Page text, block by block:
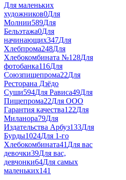
Для маленьких
художников0Для
Молнии589Для
Бельэтажа0Для
начинающих347Для
Хлебпрома248Для
Хлебокомбината №1 28Для
фотобанка116Для
Союзпищепрома22Для
Ресторана Дзёдо
Суши594Для Рависа49Для
Пищепрома22Для ООО
Гарантия качества122Для
Миланора79Для
Издательства Арбуз133Для
Бурды1024Для 1-го
Хлебокомбината41 Для вас
девочки39Для вас,
девчонки64Для самых
маленьких141